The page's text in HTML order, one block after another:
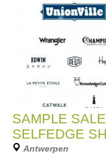
SAMPLE
SELFEDGE
Antwerpen